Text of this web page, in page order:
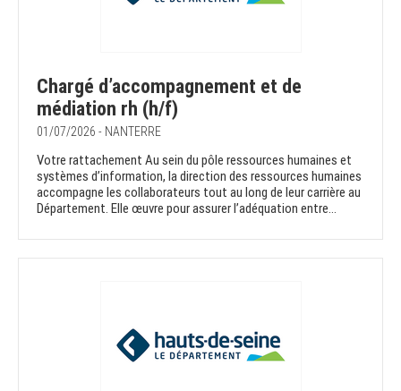
Chargé d’accompagnement et de
médiation rh (h/f)
01/07/2026 - NANTERRE
Votre rattachement Au sein du pôle ressources humaines et
systèmes d’information, la direction des ressources humaines
accompagne les collaborateurs tout au long de leur carrière au
Département. Elle œuvre pour assurer l’adéquation entre...